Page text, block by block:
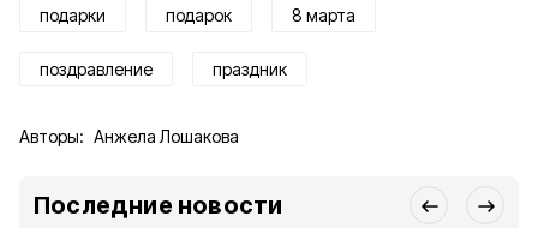
подарки подарок 8 марта
поздравление праздник
Авторы: Анжела Лошакова
Последние новости